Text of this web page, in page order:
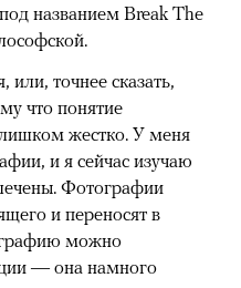
названием Break The
точнее сказать,
что понятие
жестко. У меня
и я сейчас изучаю
Фотографии
и переносят в
можно
— она намного